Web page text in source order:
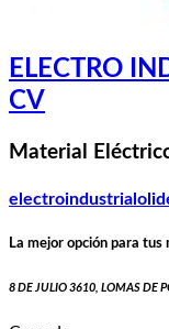
ELECTRO
CV
Material
La mejor opción para tus
8 DE JULIO 3610, LOMAS DE